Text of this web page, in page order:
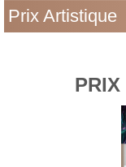
Prix Artistique
PRIX